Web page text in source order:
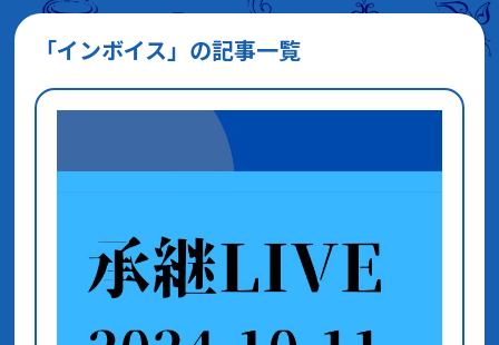
「インボイス」の記事一覧